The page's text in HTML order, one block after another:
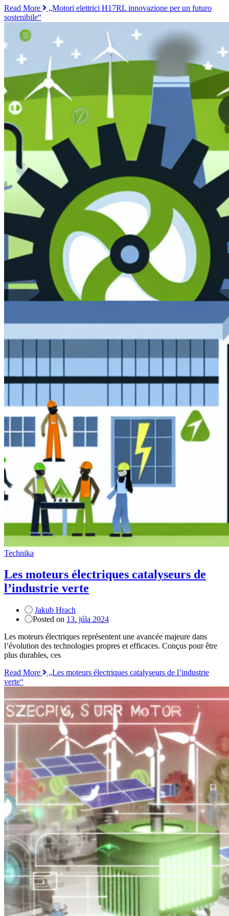
Read More
„Motori elettrici H17RL innovazione per un futuro
sostenibile“
Technika
Les moteurs électriques catalyseurs de
l’industrie verte
Jakub Hrach
Posted on 13. júla 2024
Les moteurs électriques représentent une avancée majeure dans
l’évolution des technologies propres et efficaces. Conçus pour être
plus durables, ces
Read More
„Les moteurs électriques catalyseurs de l’industrie
verte“